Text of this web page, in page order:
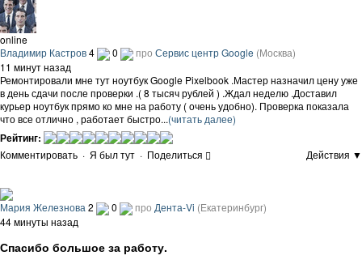
online
Владимир Кастров4 0 про Сервис центр Google (Москва)
11 минут назад
Ремонтировали мне тут ноутбук Google Pixelbook .Мастер назначил цену уже
в день сдачи после проверки .( 8 тысяч рублей ) .Ждал неделю .Доставил
курьер ноутбук прямо ко мне на работу ( очень удобно). Проверка показала
что все отлично , работает быстро...(читать далее)
Рейтинг:
Комментировать · Я был тут · Поделиться Действия ▼
Мария Железнова 2 0 про Дента-Vi (Екатеринбург)
44 минуты назад
Спасибо большое за работу.